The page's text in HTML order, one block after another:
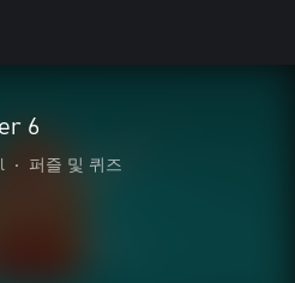
6
• 퍼즐 및 퀴즈